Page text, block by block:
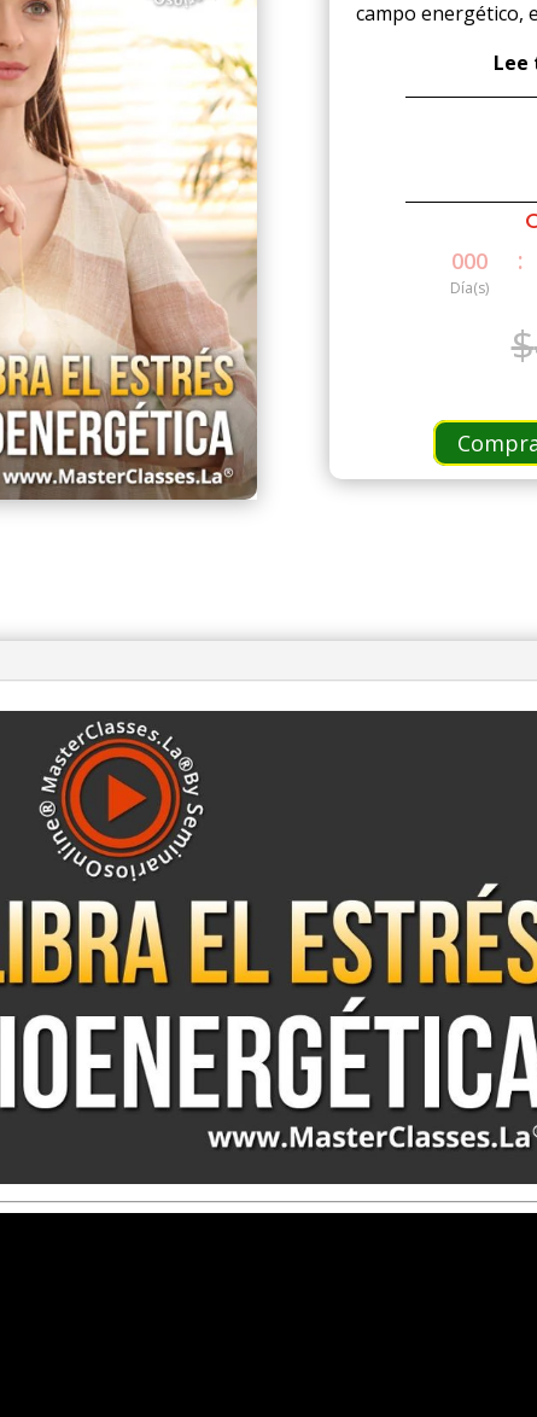
campo energético,
Lee
000
Día(s)
:
$